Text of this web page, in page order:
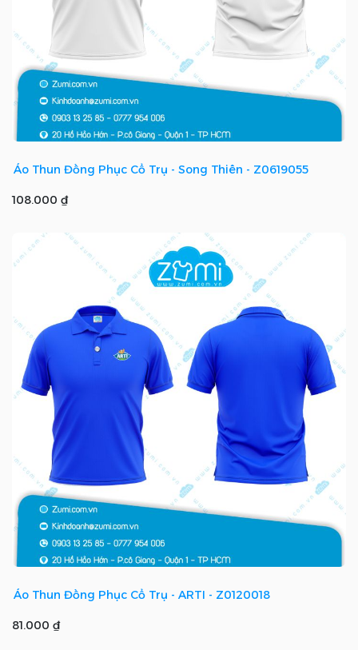
Áo Thun Đồng Phục Cổ Trụ - Song Thiên - Z0619055
108.000 ₫
Áo Thun Đồng Phục Cổ Trụ - ARTI - Z0120018
81.000 ₫